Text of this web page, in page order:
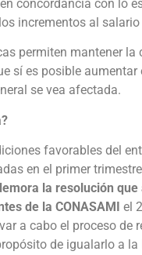
concordancia con lo
incrementos al
permiten mantener la
sí es posible
se vea afectada.
favorables del
en el primer
la resolución que
de la CONASAMI el
a cabo el proceso de
de igualarlo a la